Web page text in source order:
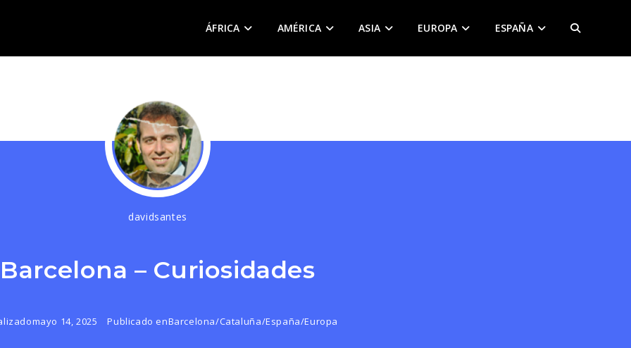
ÁFRICA AMÉRICA ASIA EUROPA ESPAÑA ALTERNAR
DE
davidsantes
Barcelona – Curiosidades
mayo 14, 2025 Publicado enBarcelona/Cataluña/España/Europa